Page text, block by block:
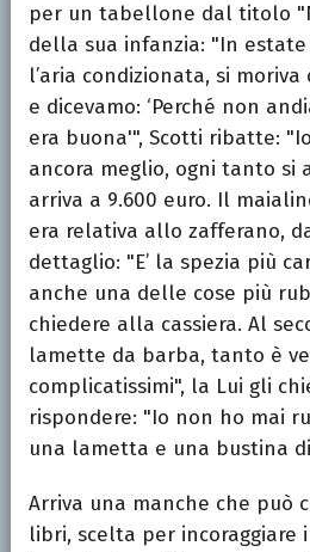
per un tabellone dal titolo
della sua infanzia: "In
l’aria condizionata, si
e dicevamo: ‘Perché non
era buona'", Scotti ribatte:
ancora meglio, ogni tanto si
arriva a 9.600 euro. Il
era relativa allo zafferano,
dettaglio: "E’ la spezia più
anche una delle cose più
chiedere alla cassiera. Al
lamette da barba, tanto è
complicatissimi", la Lui gli
rispondere: "Io non ho mai
una lametta e una bustina
Arriva una manche che può
libri, scelta per